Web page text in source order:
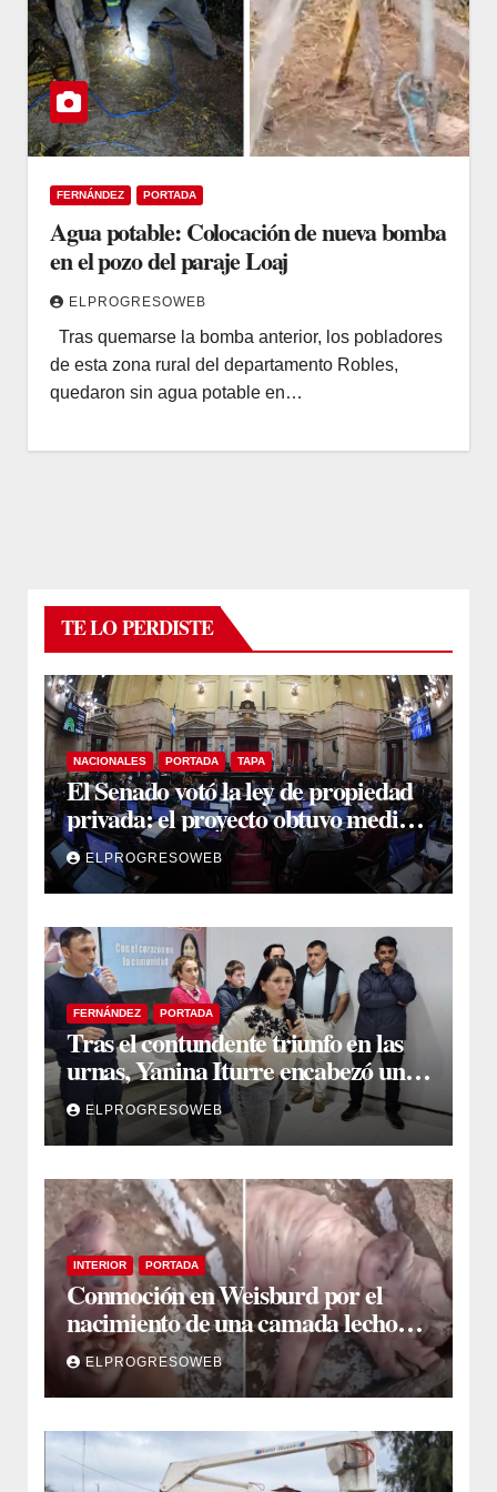
FERNÁNDEZ PORTADA
Agua potable: Colocación de nueva bomba
en el pozo del paraje Loaj
ELPROGRESOWEB
Tras quemarse la bomba anterior, los pobladores
de esta zona rural del departamento Robles,
quedaron sin agua potable en…
TE LO PERDISTE
NACIONALES PORTADA TAPA
El Senado votó la ley de propiedad
privada: el proyecto obtuvo media
sanción
ELPROGRESOWEB
FERNÁNDEZ PORTADA
Tras el contundente triunfo en las
urnas, Yanina Iturre encabezó un
encuentro con vecinos y dirigentes
en Fernández
ELPROGRESOWEB
INTERIOR PORTADA
Conmoción en Weisburd por el
nacimiento de una camada lechones
con graves deformaciones
ELPROGRESOWEB